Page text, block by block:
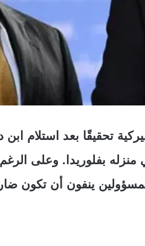
تحقيقًا بعد استلام ابن
بفلوريدا. وعلى الرغم
ينفون أن تكون